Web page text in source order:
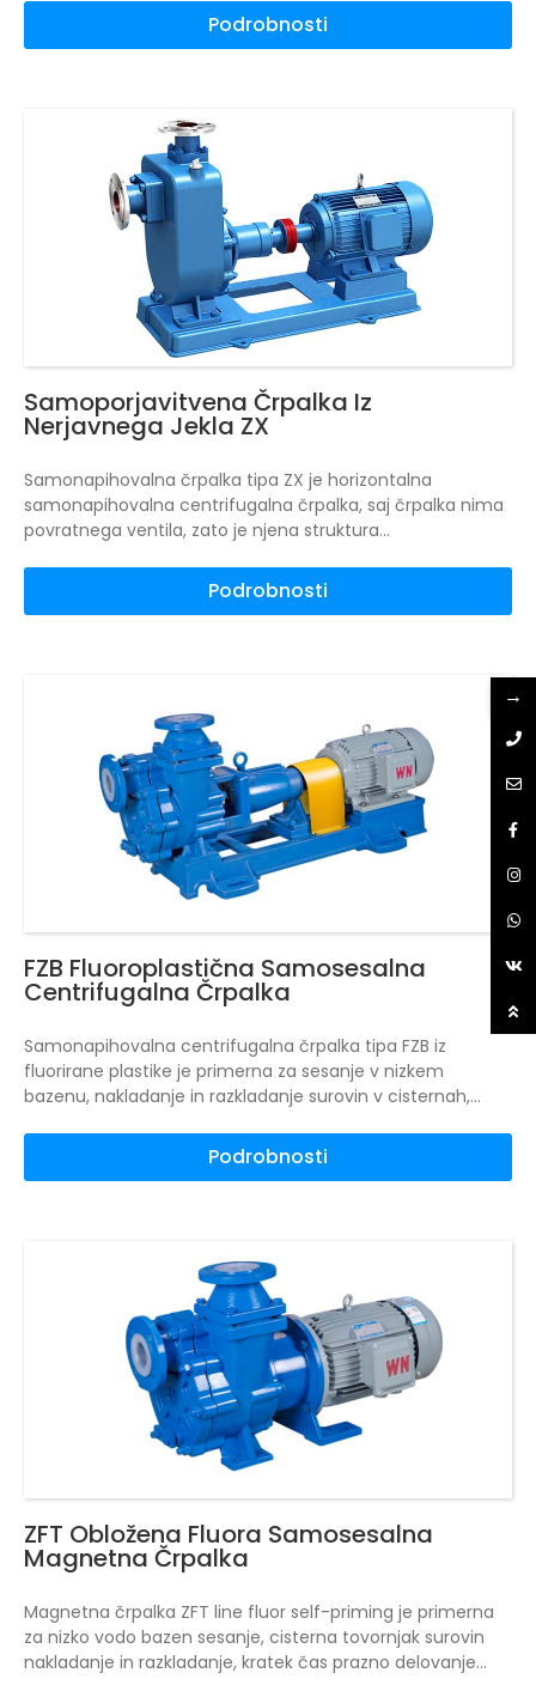
ročno polniti tekočine pred vsakim zagonom.
samosesava, je enostavna za daljinski centralizirani
tekočine, je samosesalna magnetna črpalka prva izbira.
Podrobnosti
Samoporjavitvena Črpalka Iz
Nerjavnega Jekla ZX
Samonapihovalna črpalka tipa ZX je horizontalna
samonapihovalna centrifugalna črpalka, saj črpalka nima
povratnega ventila, zato je njena struktura
enostavno vzdrževanje in uporaba. Majhna velikost,
majhna teža, visoka učinkovitost, pri načrtovanju
galvanizacijo, proizvodnjo papirja, nafto, rudarstvo,
hlajenje opreme, raztovarjanje tankerjev in tako naprej.
Podrobnosti
FZB Fluoroplastična Samosesalna
Centrifugalna Črpalka
Samonapihovalna centrifugalna črpalka tipa FZB iz
fluorirane plastike je primerna za sesanje v nizkem
bazenu, nakladanje in razkladanje surovin v cisternah,
plinom in tekočino itd. Samonapihovalna centrifugalna
črpalka tipa FZB iz fluorirane plastike je zasnovana v skladu
tesnilo, zunanje strojno tesnilo "vse v enem" in vodo za
izpiranje, shemo izpiranja pa lahko prilagodite v skladu s
standardom API682.
Podrobnosti
ZFT Obložena Fluora Samosesalna
Magnetna Črpalka
Magnetna črpalka ZFT line fluor self-priming je primerna
za nizko vodo bazen sesanje, cisterna tovornjak surovin
nakladanje in razkladanje, kratek čas prazno delovanje
→